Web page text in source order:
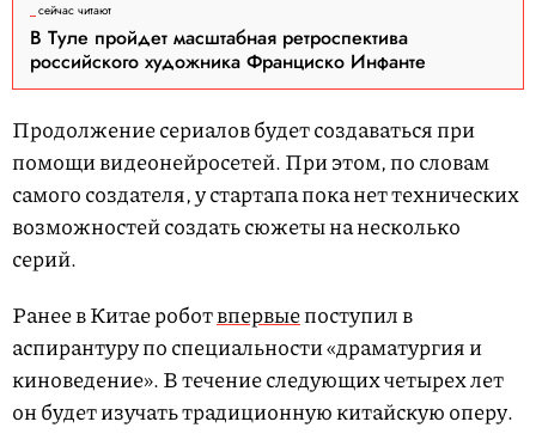
сейчас читают
В Туле пройдет масштабная ретроспектива
российского художника Франциско Инфанте
Продолжение сериалов будет создаваться при
помощи видеонейросетей. При этом, по словам
самого создателя, у стартапа пока нет технических
возможностей создать сюжеты на несколько
серий.
Ранее в Китае роботвпервыепоступил в
аспирантуру по специальности «драматургия и
киноведение». В течение следующих четырех лет
он будет изучать традиционную китайскую оперу.